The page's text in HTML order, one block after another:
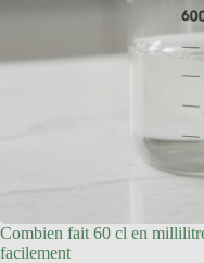
Combien fait 60 cl en
facilement